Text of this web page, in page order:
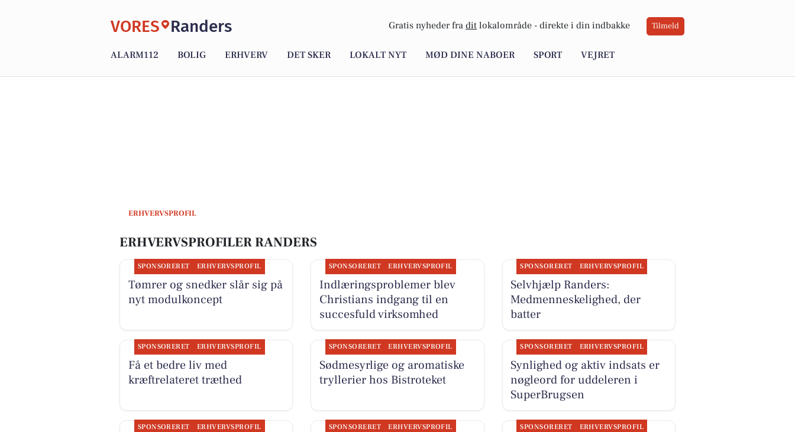
VORES Randers Gratis nyheder fra dit lokalområde - direkte i din indbakke Tilmeld
ALARM112 BOLIG ERHVERV DET SKER LOKALT NYT MØD DINE NABOER SPORT VEJRET
ERHVERVSPROFIL
ERHVERVSPROFILER RANDERS
SPONSORERET ERHVERVSPROFIL
Tømrer og snedker slår sig på
nyt modulkoncept
SPONSORERET ERHVERVSPROFIL
Indlæringsproblemer blev
Christians indgang til en
succesfuld virksomhed
SPONSORERET ERHVERVSPROFIL
Selvhjælp Randers:
Medmenneskelighed, der
batter
SPONSORERET ERHVERVSPROFIL
Få et bedre liv med
kræftrelateret træthed
SPONSORERET ERHVERVSPROFIL
Sødmesyrlige og aromatiske
tryllerier hos Bistroteket
SPONSORERET ERHVERVSPROFIL
Synlighed og aktiv indsats er
nøgleord for uddeleren i
SuperBrugsen
SPONSORERET ERHVERVSPROFIL SPONSORERET ERHVERVSPROFIL SPONSORERET ERHVERVSPROFIL